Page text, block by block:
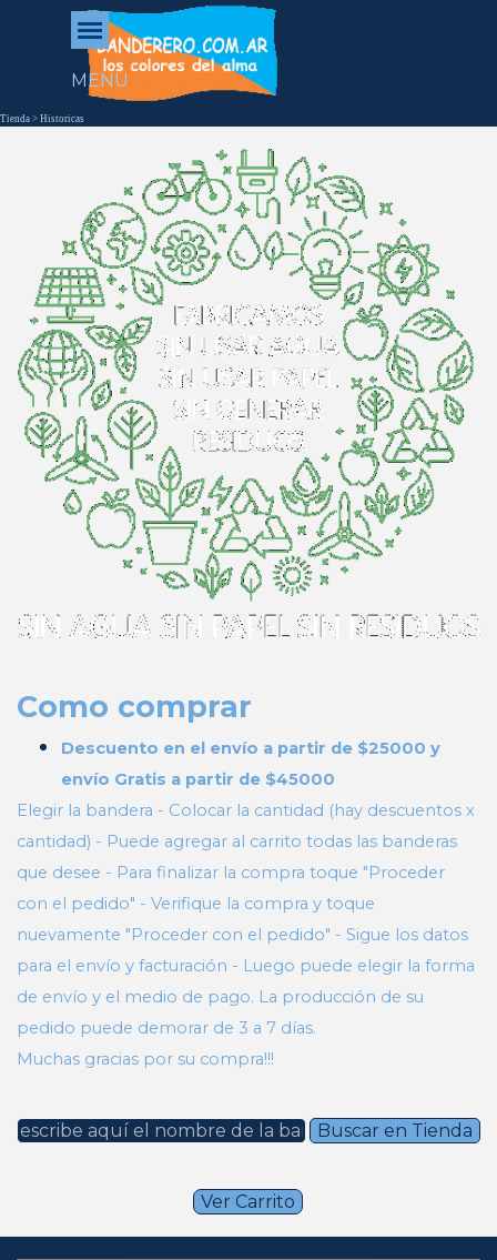
Vaya al Contenido
Saltar menú
MENU
Tienda > Historicas
Como comprar
Descuento en el envío a partir de $25000 y
envío Gratis a partir de $45000
Elegir la bandera - Colocar la cantidad (hay descuentos x
cantidad) - Puede agregar al carrito todas las banderas
que desee - Para finalizar la compra toque "Proceder
con el pedido" - Verifique la compra y toque
nuevamente "Proceder con el pedido" - Sigue los datos
para el envío y facturación - Luego puede elegir la forma
de envío y el medio de pago. La producción de su
pedido puede demorar de 3 a 7 días.
Muchas gracias por su compra!!!
Buscar en Tienda
Ver Carrito